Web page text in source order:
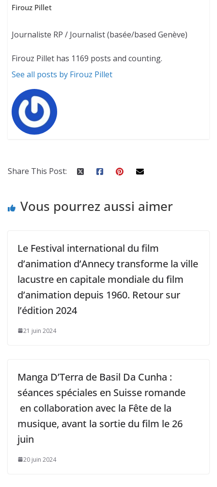
Firouz Pillet
Journaliste RP / Journalist (basée/based Genève)
Firouz Pillet has 1169 posts and counting.
See all posts by Firouz Pillet
Share This Post:
Vous pourrez aussi aimer
Le Festival international du film
d’animation d’Annecy transforme la ville
lacustre en capitale mondiale du film
d’animation depuis 1960. Retour sur
l’édition 2024
21 juin 2024
Manga D’Terra de Basil Da Cunha :
séances spéciales en Suisse romande
en collaboration avec la Fête de la
musique, avant la sortie du film le 26
juin
20 juin 2024